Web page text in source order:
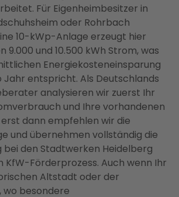
Finanzierung in Heidelberg
Wirtschaftlichkeit: Wann sich Ihre
Ihr vernetztes
Ihr PV-Projekt mit Enter in Heidelberg
Ihr Full-Service-Partner für
Heidelberg
in Heidelberg — jetzt ist der
Für Eigenheimbesitzer in
oder Rohrbach
10-kWp-Anlage erzeugt hier
9.000 und 10.500 kWh Strom, was
Energiekosteneinsparung
entspricht. Als Deutschlands
analysieren wir zuerst Ihr
und Ihre vorhandenen
dann empfehlen wir die
und übernehmen vollständig die
bei den Stadtwerken Heidelberg
KfW-Förderprozess. Auch wenn Ihr
Altstadt oder der
besondere